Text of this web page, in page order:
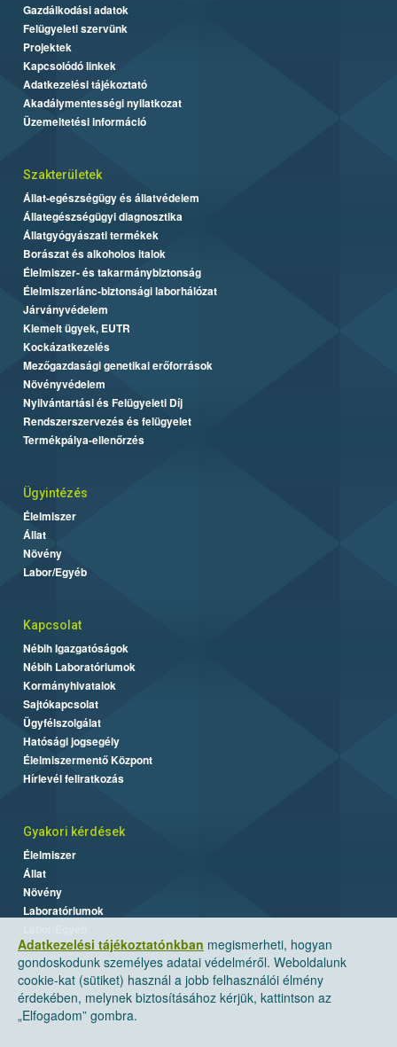
Adatkezelési tájékoztatónkban megismerheti, hogyan
gondoskodunk személyes adatai védelméről. Weboldalunk
cookie-kat (sütiket) használ a jobb felhasználói élmény
érdekében, melynek biztosításához kérjük, kattintson az
„Elfogadom” gombra.
Gazdálkodási adatok
Felügyeleti szervünk
Projektek
Kapcsolódó linkek
Adatkezelési tájékoztató
Akadálymentességi nyilatkozat
Üzemeltetési információ
Szakterületek
Állat-egészségügy és állatvédelem
Állategészségügyi diagnosztika
Állatgyógyászati termékek
Borászat és alkoholos italok
Élelmiszer- és takarmánybiztonság
Élelmiszerlánc-biztonsági laborhálózat
Járványvédelem
Kiemelt ügyek, EUTR
Kockázatkezelés
Mezőgazdasági genetikai erőforrások
Növényvédelem
Nyilvántartási és Felügyeleti Díj
Rendszerszervezés és felügyelet
Termékpálya-ellenőrzés
Ügyintézés
Élelmiszer
Állat
Növény
Labor/Egyéb
Kapcsolat
Nébih Igazgatóságok
Nébih Laboratóriumok
Kormányhivatalok
Sajtókapcsolat
Ügyfélszolgálat
Hatósági jogsegély
Élelmiszermentő Központ
Hírlevél feliratkozás
Gyakori kérdések
Élelmiszer
Állat
Növény
Laboratóriumok